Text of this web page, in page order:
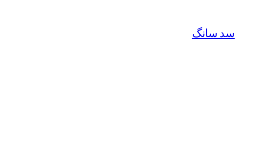
سد سانگ